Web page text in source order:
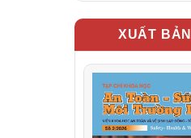
XUẤT